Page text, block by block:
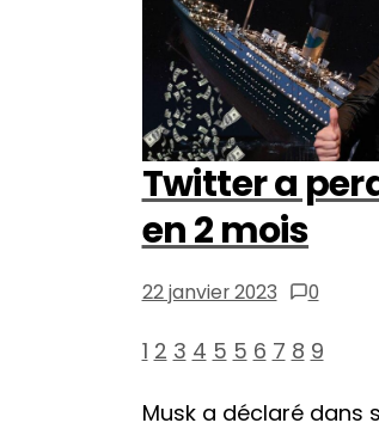
Twitter a
en 2 mois
22 janvier 2023 0
1 2 3 4 5 5 6 7 8 9
Musk a déclaré dans